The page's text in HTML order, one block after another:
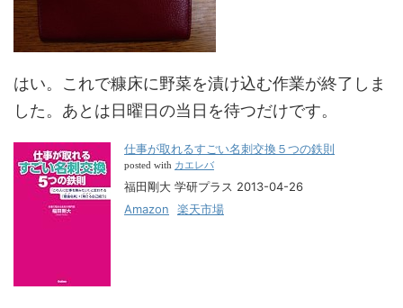
はい。これで糠床に野菜を漬け込む作業が終了しま
した。あとは日曜日の当日を待つだけです。
仕事が取れるすごい名刺交換５つの鉄則
posted with カエレバ
福田剛大 学研プラス 2013-04-26
Amazon
楽天市場